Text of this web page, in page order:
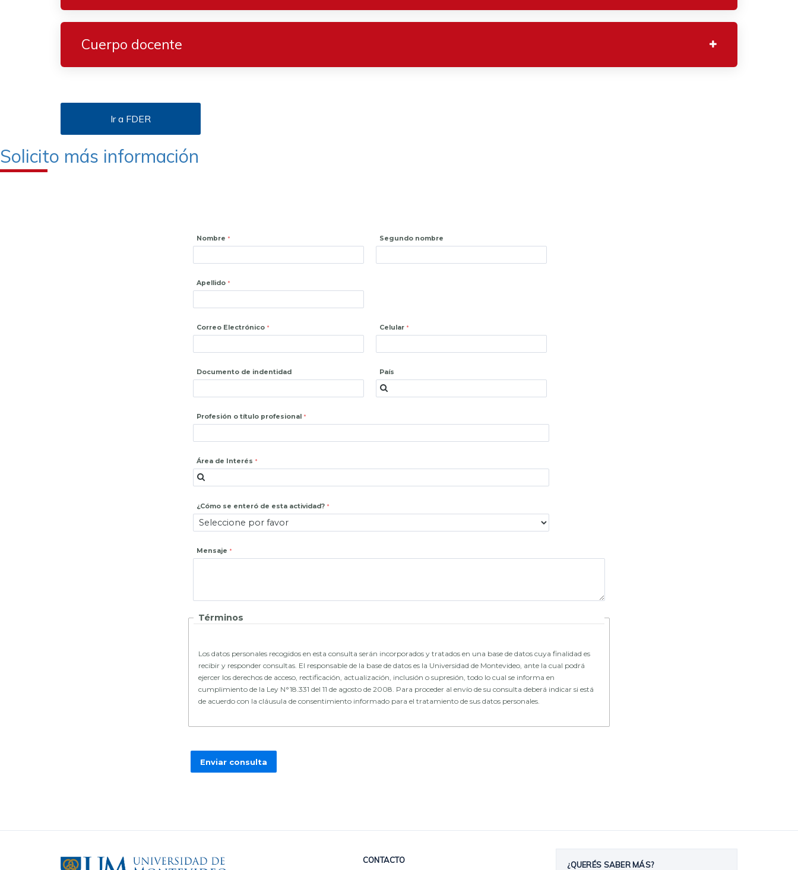
Cuerpo docente
Ir a FDER
Solicito más información
Nombre Segundo nombre
Apellido
Correo Electrónico Celular
Documento de indentidad País
Profesión o título profesional
Área de Interés
¿Cómo se enteró de esta actividad?
Mensaje
Términos
Los datos personales recogidos en esta consulta serán incorporados y tratados en una base de datos cuya finalidad es
recibir y responder consultas. El responsable de la base de datos es la Universidad de Montevideo, ante la cual podrá
ejercer los derechos de acceso, rectificación, actualización, inclusión o supresión, todo lo cual se informa en
cumplimiento de la Ley N°18.331 del 11 de agosto de 2008. Para proceder al envío de su consulta deberá indicar si está
de acuerdo con la cláusula de consentimiento informado para el tratamiento de sus datos personales.
CONTACTO ¿QUERÉS SABER MÁS?